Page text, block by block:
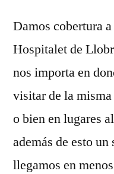
Damos cobertura
Hospitalet de
nos importa en
visitar de la
o bien en lugares
además de esto
llegamos en